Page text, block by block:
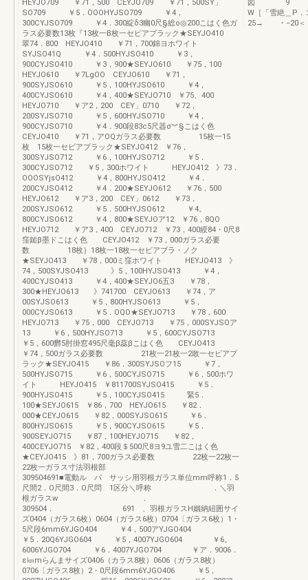
HEYJO709 ￥71，500 CEYJO709 ￥71，500SY」
SO709 ￥5．OOOHYJSO709 ￥4，
300CYJSO709 ￥4．300綻δ3幽0尺§総o◎200こはく色ガ
ラス必要数13枚『13枚一B枚一セピアブラック★SEYJO410
翠74．800 HEYJO410 ￥71，700錦ヨホワイト
SYJSO41Q ￥4．500HYJSO410 ￥3，
900CYJSO410 ￥3，900★SEYJO610 ￥75，100
HEYJO610 ￥7LgOO CEYJO610 ￥71，
900SYJSO610 ￥5，100HYJSO610 ￥4，
400CYJSO610 ￥4，400★SEYJO710 ￥75、400
HEYJO710 ￥ア2，200 CEY」0710 ￥72，
200SYJSO710 ￥5，600HYJSO710 ￥4，
900CYJSO710 ￥4．900段83c5尺器σ︾§こはく色
CEYJO410 ￥71，アOQガラス必要数 15枚一15
枚 15枚一セビアプラック★SEYJO412 ￥76，
300SYJSO712 ￥6，100HYJSO712 ￥5．
300CYJSO712 ￥5，300ホワイト HEYJO412 》73．
OOOSYjsO412 ￥4，800HYJSO412 ￥4．
200CYJSO412 ￥4．200★SEYJO612 ￥76．500
HEYJO612 ￥ア3，200 CEY」0612 ￥73，
200SYJSO612 ￥5．500HYJSO612 ￥4。
800CYJSO612 ￥4，800★SEYJOア12 ￥76，8QO
HEYJO712 ￥ア3，400 CEYJO712 ￥73，400綬84・0尺8
窪鎚β墨ドこはく色 CEYJO412 ￥73，000ガラス必要
数 18枚｝18枚一18枚一セビアブラ・ノク
★SEYJO413 ￥78，000ミ窪ホワイト HEYJO413 》
74，500SYJSO413 》5，100HYJSO413 ￥4，
400CYJSO413 ￥4，400★SEYJO6五3 ￥78，
300★HEYJO613 》741700 CEYJO613 ￥74，ア
00SYJSO613 ￥5，800HYJSO613 ￥5，
000CYJSO613 ￥5．OQO★SEYJO713 ￥78，600
HEYJO713 ￥75，000 CEYJO713 ￥75，000SYJSOア
13 ￥6，500HYJSO713 ￥5，600CYJSO713
￥5，600欝5肘掛窓495尺毫β蕊βこはく色 CEYJO413
￥74，500ガラス必要数 21枚一21枚一2敢一セビアプ
ラック★SEYJO415 ￥86．300SYJSOフ15 ￥7，
500HYJSO715 ￥6，500CYJSO715 ￥6，500ホワ
イト HEYJO415 ￥811700SYJSO415 ￥5．
900HYJSO415 ￥5，100CYJSO415 緊5．
100★SEYJO615 ￥86，700 HEYJO615 ￥82．
000★CEYJO615 ￥82，000SYJSO615 ￥6．
800HYJSO615 ￥5，900CYJSO615 ￥5．
900SEYJO715 ￥87，100HEYJO715 ￥82，
400CEYJO715 ￥82，400段＄500尺8ヨ9ユ雪二こはく色
★CEYJO415 》81，700ガラス必要数 22枚一22枚一
22枚一ガラス寸法羽根部
309504691■電動ル バ サッシ用羽根ガラス単位mm呼称1．5
尺間2．O尺間3．O尺問 1区分＼呼称 ．＼羽
根ガラスw ．
309504． 691 、羽根ガラスH姻納紐囲サイ
ズ0404（ガラス6枚）0604（ガラス6枚）0704〔ガラス6枚）1・
5尺段6mm6YJGO404 ￥4，500アYJGO404
￥5．20Q6YJGO604 ￥5，4007YJGO604 ￥6。
6006YJGO704 ￥6．4007YJGO704 ￥ア．9006．
ε㎞mらんまサイズ0406（カラス8枚）0606（ガラス8枚）
0706〔ガラス8枚）2・0尺段6mm6YJGO406 ￥5，
図 9 ＝f−△
W［「雪絶＿P
25→ ・−20＜・